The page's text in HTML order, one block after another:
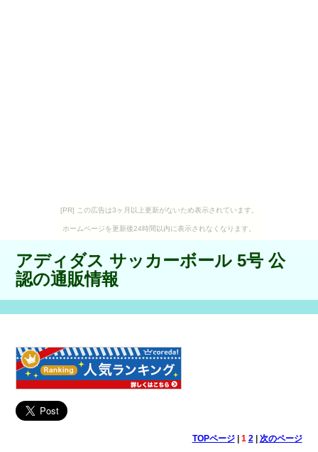
[PR] この広告は3ヶ月以上更新がないため表示されています。
ホームページを更新後24時間以内に表示されなくなります。
アディダス サッカーボール 5号 公
認の通販情報
TOPページ| 1 2| 次のページ